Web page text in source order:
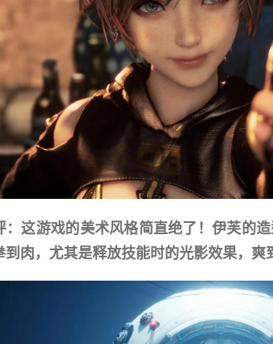
：这游戏的美术风格简直绝了！伊芙的
肉，尤其是释放技能时的光影效果，爽